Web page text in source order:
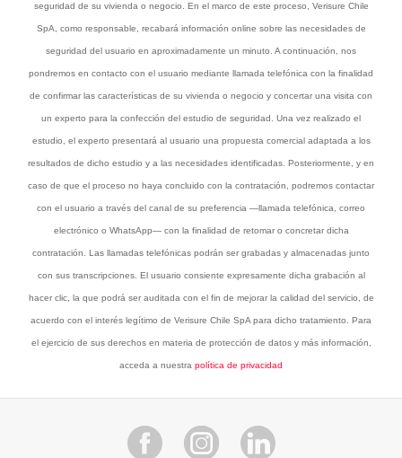
seguridad de su vivienda o negocio. En el marco de este proceso, Verisure Chile
SpA, como responsable, recabará información online sobre las necesidades de
seguridad del usuario en aproximadamente un minuto. A continuación, nos
pondremos en contacto con el usuario mediante llamada telefónica con la finalidad
de confirmar las características de su vivienda o negocio y concertar una visita con
un experto para la confección del estudio de seguridad. Una vez realizado el
estudio, el experto presentará al usuario una propuesta comercial adaptada a los
resultados de dicho estudio y a las necesidades identificadas. Posteriormente, y en
caso de que el proceso no haya concluido con la contratación, podremos contactar
con el usuario a través del canal de su preferencia —llamada telefónica, correo
electrónico o WhatsApp— con la finalidad de retomar o concretar dicha
contratación. Las llamadas telefónicas podrán ser grabadas y almacenadas junto
con sus transcripciones. El usuario consiente expresamente dicha grabación al
hacer clic, la que podrá ser auditada con el fin de mejorar la calidad del servicio, de
acuerdo con el interés legítimo de Verisure Chile SpA para dicho tratamiento. Para
el ejercicio de sus derechos en materia de protección de datos y más información,
acceda a nuestra política de privacidad